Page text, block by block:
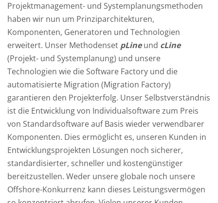
Projektmanagement- und Systemplanungsmethoden
haben wir nun um Prinziparchitekturen,
Komponenten, Generatoren und Technologien
erweitert. Unser Methodenset pLineund cLine
(Projekt- und Systemplanung) und unsere
Technologien wie die Software Factory und die
automatisierte Migration (Migration Factory)
garantieren den Projekterfolg. Unser Selbstverständnis
ist die Entwicklung von Individualsoftware zum Preis
von Standardsoftware auf Basis wieder verwendbarer
Komponenten. Dies ermöglicht es, unseren Kunden in
Entwicklungsprojekten Lösungen noch sicherer,
standardisierter, schneller und kostengünstiger
bereitzustellen. Weder unsere globale noch unsere
Offshore-Konkurrenz kann dieses Leistungsvermögen